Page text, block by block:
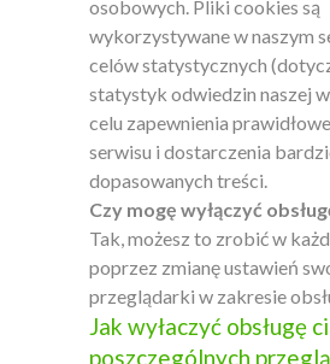
osobowych. Pliki cookies są
wykorzystywane w naszym
celów statystycznych
statystyk odwiedzin naszej
celu zapewnienia
serwisu i dostarczenia
dopasowanych treści.
Czy mogę wyłączyć
Tak, możesz to zrobić w
poprzez zmianę ustawień
przeglądarki w zakresie
Jak wyłaczyć obsługę
poszczególnych